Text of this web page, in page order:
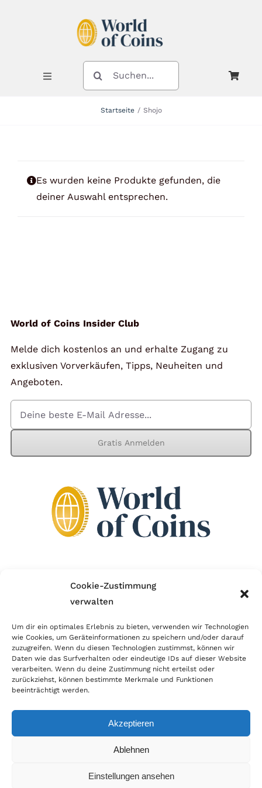
Cookie-Zustimmung
verwalten
Um dir ein optimales Erlebnis zu bieten, verwenden wir Technologien
wie Cookies, um Geräteinformationen zu speichern und/oder darauf
zuzugreifen. Wenn du diesen Technologien zustimmst, können wir
Daten wie das Surfverhalten oder eindeutige IDs auf dieser Website
verarbeiten. Wenn du deine Zustimmung nicht erteilst oder
zurückziehst, können bestimmte Merkmale und Funktionen
beeinträchtigt werden.
Akzeptieren
Ablehnen
Einstellungen ansehen
Toggle
Navigation
Kontakt
Mein Konto
Warenkorb
SUCHE
NACH:
Startseite Shojo
Es wurden keine Produkte gefunden, die
deiner Auswahl entsprechen.
World of Coins Insider Club
Melde dich kostenlos an und erhalte Zugang zu
exklusiven Vorverkäufen, Tipps, Neuheiten und
Angeboten.
Gratis Anmelden
Wir sind Mitglied im Händlerbund!
erfolgreichen E-Commerce ein. Auch wir sind wie
viele Onlineshops im Netz Mitglied im Händlerbund
und unterstützen fairen Onlinehandel.
© Copyright 2026 | World of Coins |Impressum|Datenschutz|Cookie
|Zahlung & Versand